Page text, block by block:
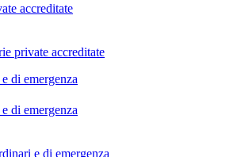
accreditate
private accreditate
di emergenza
di emergenza
e di emergenza